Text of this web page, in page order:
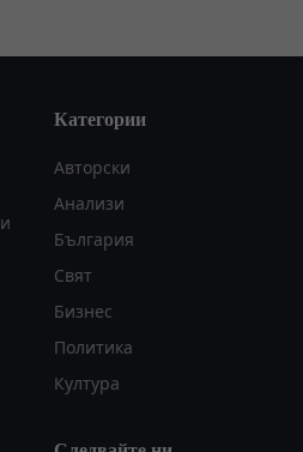
Категории
Авторски
Анализи
България
Свят
Бизнес
Политика
Култура